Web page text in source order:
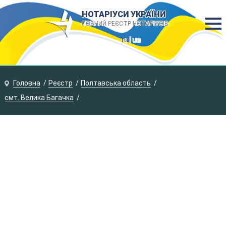
НОТАРІУСИ УКРАЇНИ
ПОВНИЙ РЕЄСТР НОТАРІУСІВ
ru| ua
Головна Реєстр
Полтавська область
смт. Велика Багачка